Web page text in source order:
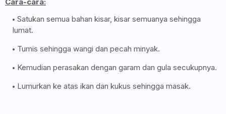
Satukan semua bahan kisar, kisar semuanya sehingga
lumat.
Tumis sehingga wangi dan pecah minyak.
Kemudian perasakan dengan garam dan gula secukupnya.
Lumurkan ke atas ikan dan kukus sehingga masak.